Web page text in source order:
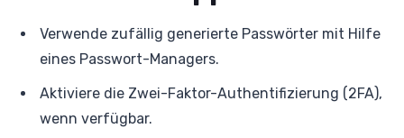
Verwende zufällig generierte Passwörter mit Hilfe
eines Passwort-Managers.
Aktiviere die Zwei-Faktor-Authentifizierung (2FA),
wenn verfügbar.